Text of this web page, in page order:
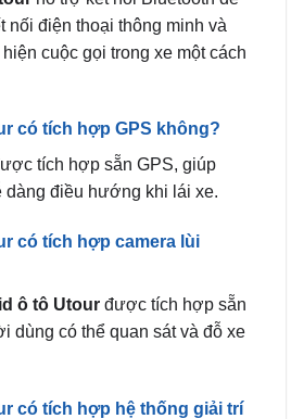
nối điện thoại thông minh và
cuộc gọi trong xe một cách
có tích hợp GPS không?
tích hợp sẵn GPS, giúp
dàng điều hướng khi lái xe.
có tích hợp camera lùi
ô tô Utour được tích hợp sẵn
dùng có thể quan sát và đỗ xe
có tích hợp hệ thống giải trí